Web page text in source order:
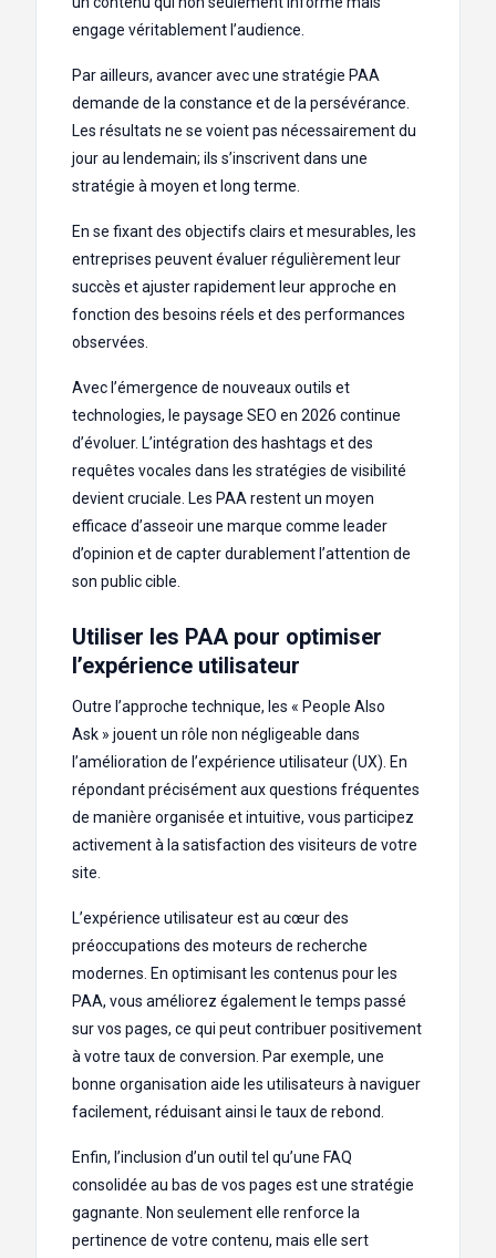
engage véritablement l’audience.
Par ailleurs, avancer avec une stratégie PAA
demande de la constance et de la persévérance.
Les résultats ne se voient pas nécessairement du
jour au lendemain; ils s’inscrivent dans une
stratégie à moyen et long terme.
En se fixant des objectifs clairs et mesurables, les
entreprises peuvent évaluer régulièrement leur
succès et ajuster rapidement leur approche en
fonction des besoins réels et des performances
observées.
Avec l’émergence de nouveaux outils et
technologies, le paysage SEO en 2026 continue
d’évoluer. L’intégration des hashtags et des
requêtes vocales dans les stratégies de visibilité
devient cruciale. Les PAA restent un moyen
efficace d’asseoir une marque comme leader
d’opinion et de capter durablement l’attention de
son public cible.
Utiliser les PAA pour optimiser
l’expérience utilisateur
Outre l’approche technique, les « People Also
Ask » jouent un rôle non négligeable dans
l’amélioration de l’expérience utilisateur (UX). En
répondant précisément aux questions fréquentes
de manière organisée et intuitive, vous participez
activement à la satisfaction des visiteurs de votre
site.
L’expérience utilisateur est au cœur des
préoccupations des moteurs de recherche
modernes. En optimisant les contenus pour les
PAA, vous améliorez également le temps passé
sur vos pages, ce qui peut contribuer positivement
à votre taux de conversion. Par exemple, une
bonne organisation aide les utilisateurs à naviguer
facilement, réduisant ainsi le taux de rebond.
Enfin, l’inclusion d’un outil tel qu’une FAQ
consolidée au bas de vos pages est une stratégie
gagnante. Non seulement elle renforce la
pertinence de votre contenu, mais elle sert